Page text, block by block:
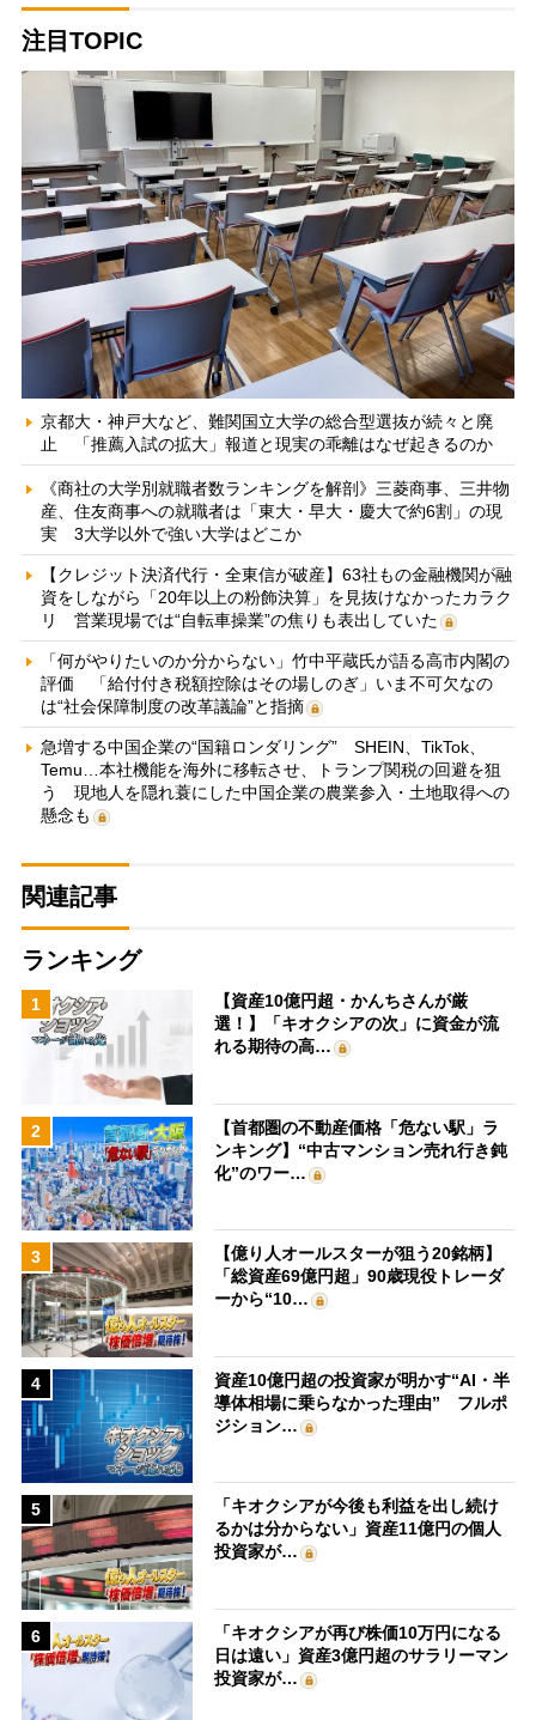
注目TOPIC
京都大・神戸大など、難関国立大学の総合型選抜が続々と廃
止 「推薦入試の拡大」報道と現実の乖離はなぜ起きるのか
《商社の大学別就職者数ランキングを解剖》三菱商事、三井物
産、住友商事への就職者は「東大・早大・慶大で約6割」の現
実 3大学以外で強い大学はどこか
【クレジット決済代行・全東信が破産】63社もの金融機関が融
資をしながら「20年以上の粉飾決算」を見抜けなかったカラク
リ 営業現場では“自転車操業”の焦りも表出していた
「何がやりたいのか分からない」竹中平蔵氏が語る高市内閣の
評価 「給付付き税額控除はその場しのぎ」いま不可欠なの
は“社会保障制度の改革議論”と指摘
急増する中国企業の“国籍ロンダリング” SHEIN、TikTok、
Temu…本社機能を海外に移転させ、トランプ関税の回避を狙
う 現地人を隠れ蓑にした中国企業の農業参入・土地取得への
懸念も
関連記事
ランキング
1
【資産10億円超・かんちさんが厳
選！】「キオクシアの次」に資金が流
れる期待の高…
2
【首都圏の不動産価格「危ない駅」ラ
ンキング】“中古マンション売れ行き鈍
化”のワー…
3
【億り人オールスターが狙う20銘柄】
「総資産69億円超」90歳現役トレーダ
ーから“10…
4
資産10億円超の投資家が明かす“AI・半
導体相場に乗らなかった理由” フルポ
ジション…
5
「キオクシアが今後も利益を出し続け
るかは分からない」資産11億円の個人
投資家が…
6
「キオクシアが再び株価10万円になる
日は遠い」資産3億円超のサラリーマン
投資家が…